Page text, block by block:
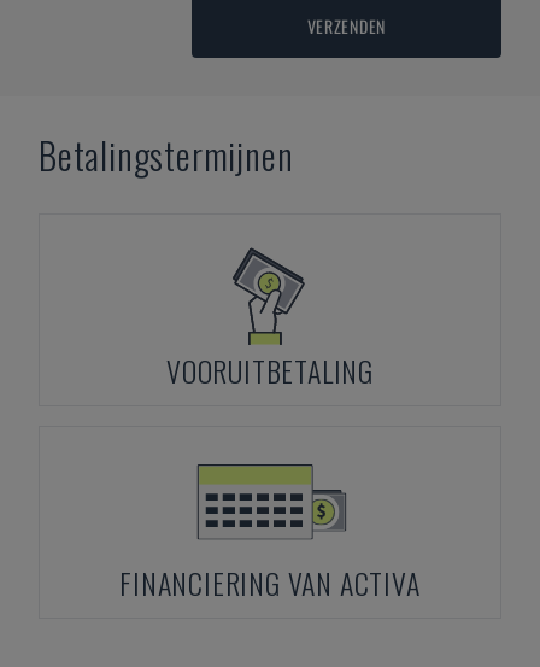
VERZENDEN
Betalingstermijnen
VOORUITBETALING
FINANCIERING VAN ACTIVA